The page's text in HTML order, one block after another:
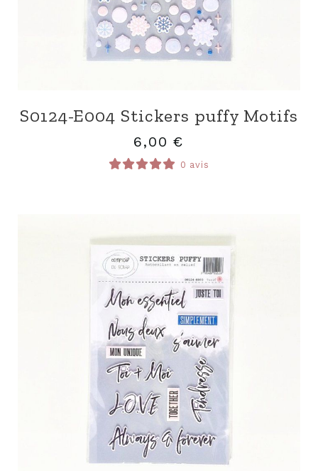
S0124-E004 Stickers puffy Motifs
6,00 €
0 avis